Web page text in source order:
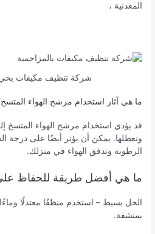
المعدنية ،
شركة تنظيف مكيفات بحي
ما هي آثار استخدام مرشح الهواء
قد يؤدي استخدام مرشح الهواء المتسخ
وتعطلها. يمكن أن يؤثر أيضًا على درجة
الرطوبة وتدفق الهواء في منزلك.
ما هي أفضل طريقة للحفاظ
الحل بسيط – استخدم منظفًا معتدلًا
بمنشفة.